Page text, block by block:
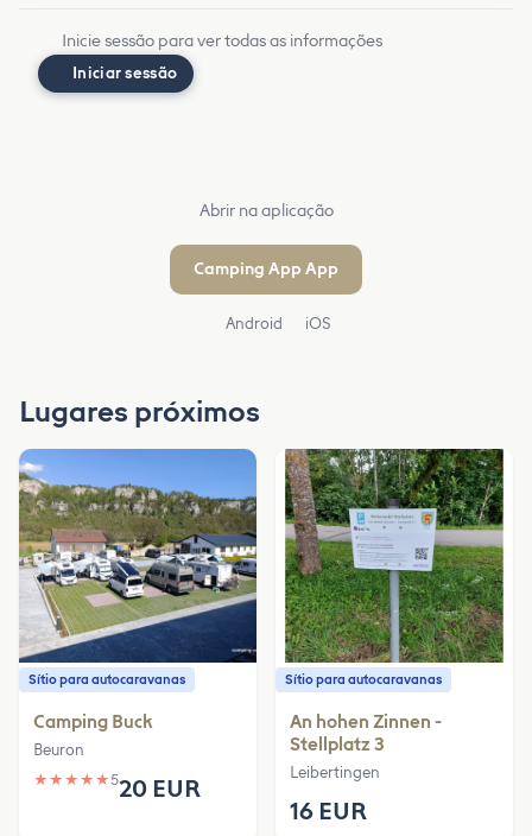
Inicie sessão para ver todas as informações
Iniciar sessão
Abrir na aplicação
Camping App App
Android iOS
Lugares próximos
Sítio para autocaravanas
Camping Buck
Beuron
★ ★ ★ ★ ★520 EUR
Sítio para autocaravanas
An hohen Zinnen -
Stellplatz 3
Leibertingen
16 EUR